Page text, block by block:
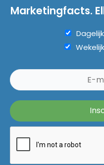
Marketingfacts.